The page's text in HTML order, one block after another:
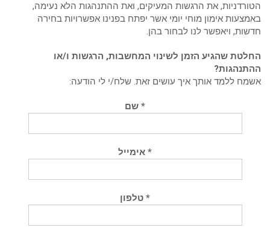
את הרגשות המעיקים, ואת ההתנהגות הלא נעימה,
אימון מוחי יומי אשר יפתח בפנינו אפשרויות בחירה
ויאפשר לנו לבחור בהן.
שהגיע הזמן לשינוי המחשבות, הרגשות ו/או
ללמד אותך איך עושים זאת. שלח/י לי הודעה:
* שם
* אימייל
* טלפון